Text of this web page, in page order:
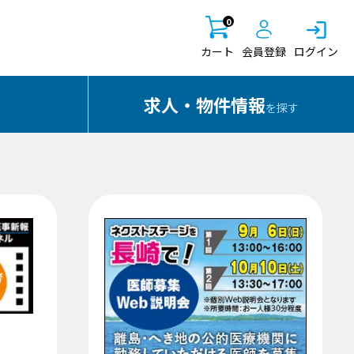
0
カート 会員登録 ログイン
求人・物件情報を探す